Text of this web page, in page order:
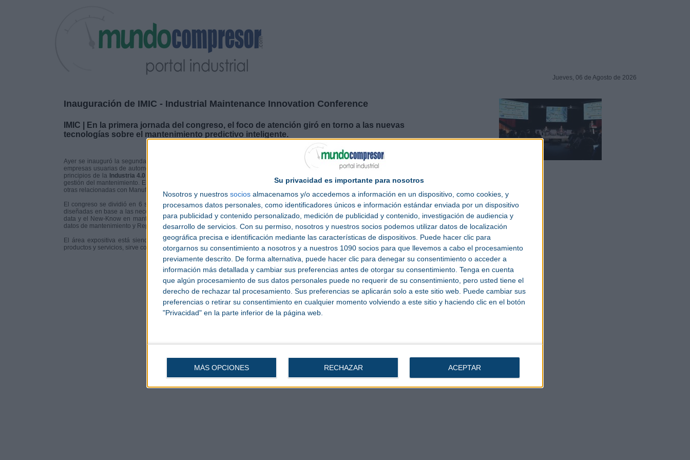
Su privacidad es importante para nosotros
Nosotros y nuestros socios almacenamos y/o accedemos a información en un dispositivo, como cookies, y
procesamos datos personales, como identificadores únicos e información estándar enviada por un dispositivo
para publicidad y contenido personalizado, medición de publicidad y contenido, investigación de audiencia y
desarrollo de servicios. Con su permiso, nosotros y nuestros socios podemos utilizar datos de localización
geográfica precisa e identificación mediante las características de dispositivos. Puede hacer clic para
otorgarnos su consentimiento a nosotros y a nuestros 1090 socios para que llevemos a cabo el procesamiento
previamente descrito. De forma alternativa, puede hacer clic para denegar su consentimiento o acceder a
información más detallada y cambiar sus preferencias antes de otorgar su consentimiento. Tenga en cuenta
que algún procesamiento de sus datos personales puede no requerir de su consentimiento, pero usted tiene el
derecho de rechazar tal procesamiento. Sus preferencias se aplicarán solo a este sitio web. Puede cambiar sus
preferencias o retirar su consentimiento en cualquier momento volviendo a este sitio y haciendo clic en el botón
"Privacidad" en la parte inferior de la página web.
MÁS OPCIONES RECHAZAR ACEPTAR
Jueves, 06 de Agosto de 2026
Inauguración de IMIC - Industrial Maintenance Innovation Conference
IMIC | En la primera jornada del congreso, el foco de atención giró en torno a las nuevas
tecnologías sobre el mantenimiento predictivo inteligente.
Ayer se inauguró la segunda edición de
- Industrial Maintenance Innovation Conference, con la presencia de ponentes de grandes
empresas usuarias de automoción, aeronáutica y energía; y profesionales internacionales del máximo nivel. El programa ha acogido los
principios de la Industria 4.0
gestión del mantenimiento. El foco de atención giró en torno a las
tecnologíasde última tendencia sobre Smart Maintenance/Predictivo y
otras relacionadas con Manufacturing.
El congreso se dividió en 6 sesiones, donde se trataron, bajo un enfoque estratégico y tecnológico, las principales temáticas del sector,
diseñadas en base a las necesidades técnicas de los usuarios: Internet de las cosas (IoT) en mantenimiento, Operario 4.0, Analíticas Big
data y el New-Know en mantenimiento, SMARTización y condition monitoring, Ciberseguridad y riesgos y Cloud computing, Fuentes de
datos de mantenimiento y Repositorios de datos.
El área expositiva está siendo un espacio estratégico para el congreso, además de ser el punto de información de las tecnologías,
productos y servicios, sirve como punto de encuentro del sector, ya que en él se celebraron diversos eventos de Networking.